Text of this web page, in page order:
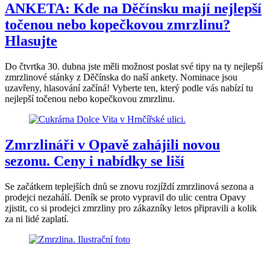
ANKETA: Kde na Děčínsku mají nejlepší
točenou nebo kopečkovou zmrzlinu?
Hlasujte
Do čtvrtka 30. dubna jste měli možnost poslat své tipy na ty nejlepší
zmrzlinové stánky z Děčínska do naší ankety. Nominace jsou
uzavřeny, hlasování začíná! Vyberte ten, který podle vás nabízí tu
nejlepší točenou nebo kopečkovou zmrzlinu.
Zmrzlináři v Opavě zahájili novou
sezonu. Ceny i nabídky se liší
Se začátkem teplejších dnů se znovu rozjíždí zmrzlinová sezona a
prodejci nezahálí. Deník se proto vypravil do ulic centra Opavy
zjistit, co si prodejci zmrzliny pro zákazníky letos připravili a kolik
za ni lidé zaplatí.